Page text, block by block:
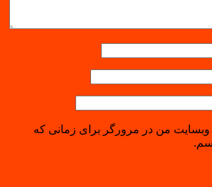
وبسایت من در مرورگر برای زمانی که